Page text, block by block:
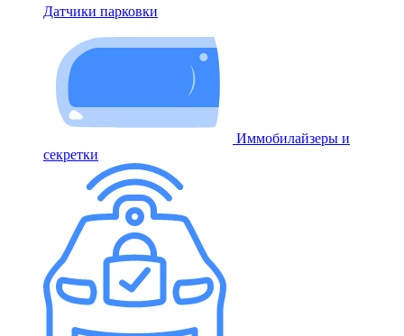
Датчики парковки
Иммобилайзеры и
секретки